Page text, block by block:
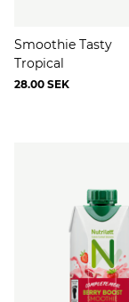
Smoothie Tasty
Tropical
28.00 SEK